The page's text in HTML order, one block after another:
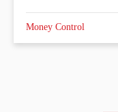
Money Control